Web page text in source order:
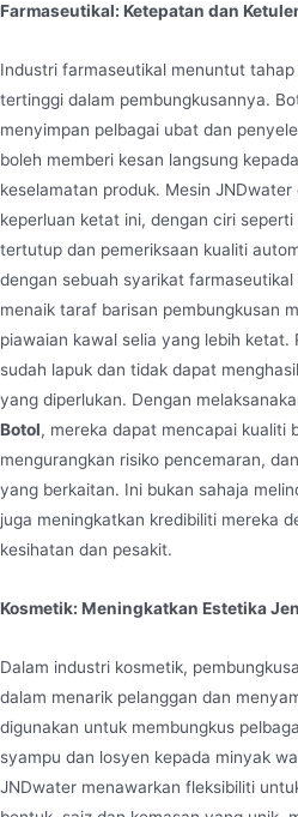
Farmaseutikal: Ketepatan dan
Industri farmaseutikal menuntut
tertinggi dalam pembungkusannya.
menyimpan pelbagai ubat dan
boleh memberi kesan langsung
keselamatan produk. Mesin
keperluan ketat ini, dengan ciri
tertutup dan pemeriksaan kualiti
dengan sebuah syarikat
menaik taraf barisan pembungkusan
piawaian kawal selia yang lebih ketat.
sudah lapuk dan tidak dapat
yang diperlukan. Dengan
Botol, mereka dapat mencapai kualiti
mengurangkan risiko pencemaran,
yang berkaitan. Ini bukan sahaja
juga meningkatkan kredibiliti mereka
kesihatan dan pesakit.
Kosmetik: Meningkatkan Estetika
Dalam industri kosmetik,
dalam menarik pelanggan dan
digunakan untuk membungkus
syampu dan losyen kepada minyak
JNDwater menawarkan fleksibiliti